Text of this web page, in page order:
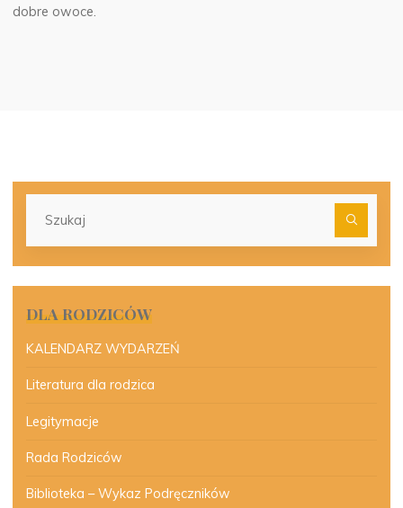
dobre owoce.
DLA RODZICÓW
KALENDARZ WYDARZEŃ
Literatura dla rodzica
Legitymacje
Rada Rodziców
Biblioteka – Wykaz Podręczników